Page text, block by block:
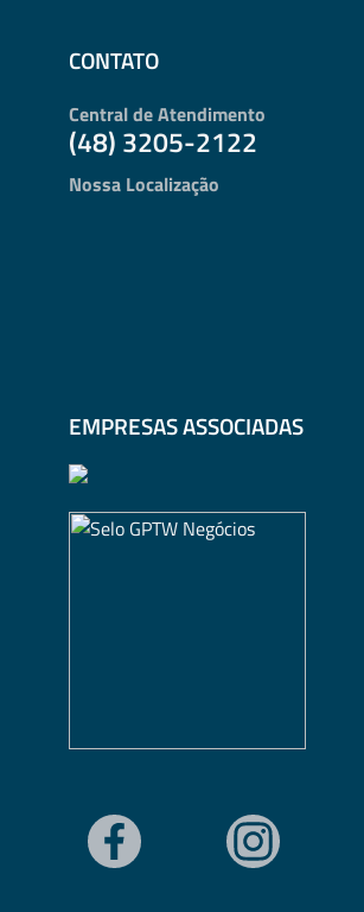
CONTATO
Central de Atendimento
(48) 3205-2122
Nossa Localização
EMPRESAS ASSOCIADAS